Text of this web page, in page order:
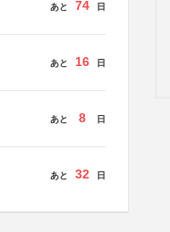
あと 74 日
あと 16 日
あと 8 日
あと 32 日